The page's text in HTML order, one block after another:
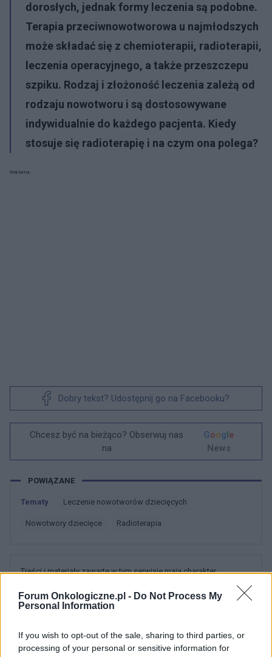
Forum Onkologiczne.pl - Do Not Process My
Personal Information
If you wish to opt-out of the sale, sharing to third parties, or
processing of your personal or sensitive information for
dorosłych, jednak formy leczenia są podobne.
Terapia przeciwnowotworowa u najmłodszych
może składać się z chemioterapii, radioterapii,
leczenia operacyjnego, a także przeszczepu
szpiku. Rodzaj i złożoność leczenia zależą od
rodzaju nowotworu i są dostosowywane
indywidualnie do każdego pacjenta. Kiedy
stosuje się radioterapię i na czym ona polega?
Reklama:
Dobry tekst? Udostępnij go na Facebooku?
Chcesz być na bieżąco? Obserwuj nas
na
Google
News
POWIĄZANE
Tematy Leczenie nowotworów dziecięcych
Nowotwory dziecięce Radioterapia
Treści i materiały zawarte w tym serwisie mają charakter
edukacyjno-informacyjny. Wydawca i redakcja serwisu nie ponosi
odpowiedzialności za efekty ich zastosowania. Przed
zastosowaniem porad i wskazówek zawartych w serwisie, należy